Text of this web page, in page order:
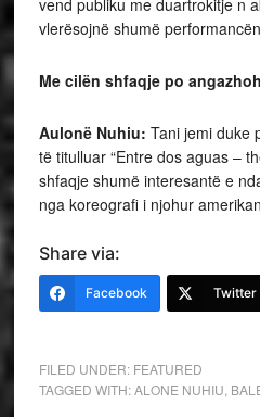
vend publiku me duartrokitje n
vlerësojnë shumë
Me cilën shfaqje po
Aulonë Nuhiu: Tani jemi duke
të titulluar “Entre dos aguas –
shfaqje shumë interesantë e
nga koreografi i njohur
Share via:
Facebook Twitter
FILED UNDER: FEATURED
TAGGED WITH:ALONE NUHIU